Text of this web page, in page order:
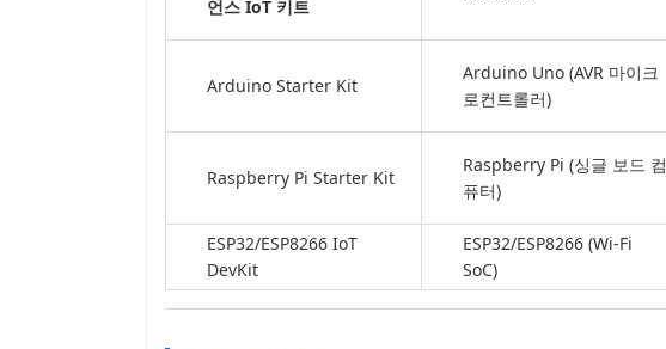
언스 IoT 키트
Arduino Starter Kit
Arduino Uno (AVR 마이크
로컨트롤러)
Raspberry Pi Starter Kit
Raspberry Pi (싱글 보드 컴
퓨터)
ESP32/ESP8266 IoT
DevKit
ESP32/ESP8266 (Wi-Fi
SoC)